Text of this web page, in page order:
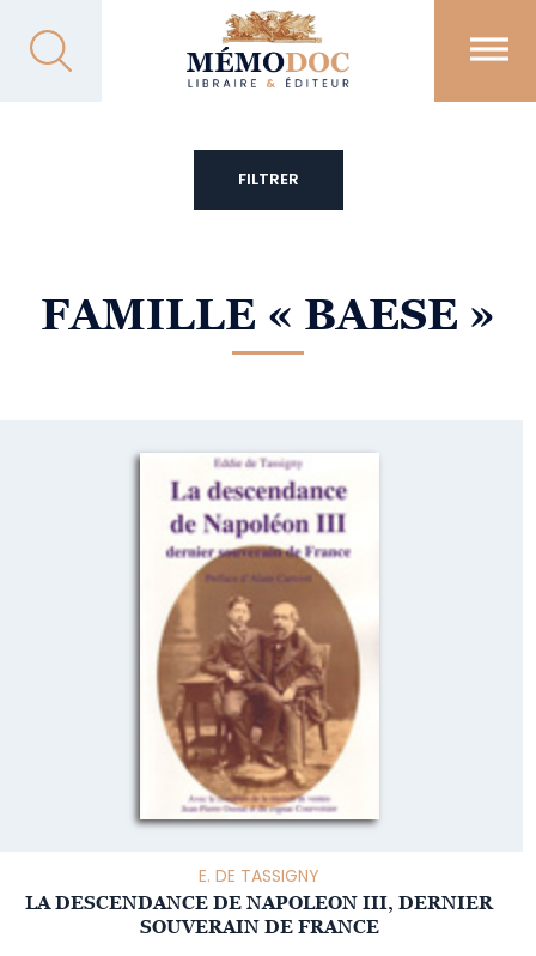
FAMILLE « BAESE »
E. DE TASSIGNY
LA DESCENDANCE DE NAPOLEON III, DERNIER
SOUVERAIN DE FRANCE
FILTRER